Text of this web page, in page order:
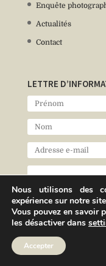
Enquête
Actualités
Contact
LETTRE
Nous utilisons des
expérience sur notre
Vous pouvez en savoir
les désactiver dans
Accepter